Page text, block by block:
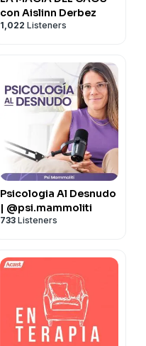
con Aislinn Derbez
1,022 Listeners
Psicologia Al Desnudo
| @psi.mammoliti
733 Listeners